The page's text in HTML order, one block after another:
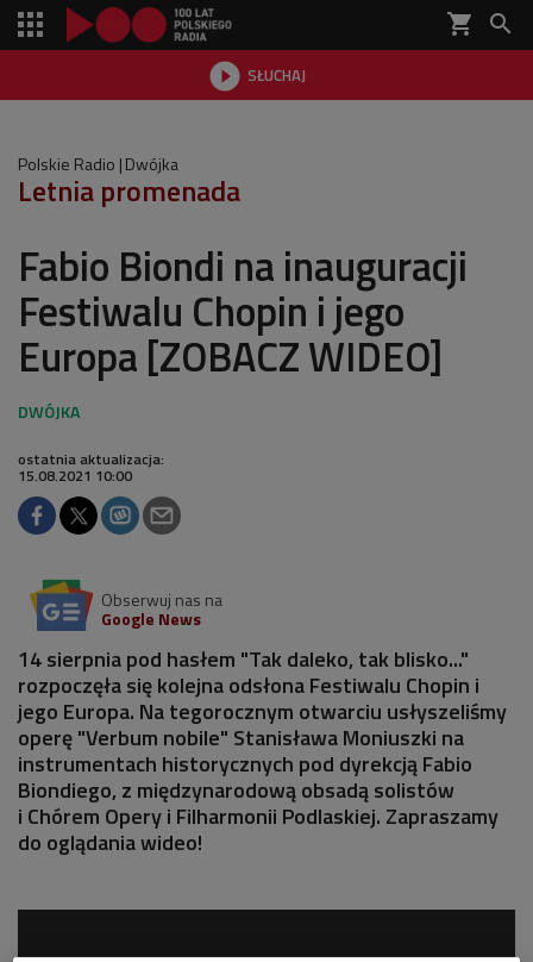
shopping_cart 
 SŁUCHAJ

Polskie Radio Dwójka
Letnia promenada
Fabio Biondi na inauguracji
Festiwalu Chopin i jego
Europa [ZOBACZ WIDEO]
ostatnia aktualizacja:
15.08.2021 10:00
Obserwuj nas na
Google News
14 sierpnia pod hasłem "Tak daleko, tak blisko..."
rozpoczęła się kolejna odsłona Festiwalu Chopin i
jego Europa. Na tegorocznym otwarciu usłyszeliśmy
operę "Verbum nobile" Stanisława Moniuszki na
instrumentach historycznych pod dyrekcją Fabio
Biondiego, z międzynarodową obsadą solistów
i Chórem Opery i Filharmonii Podlaskiej. Zapraszamy
do oglądania wideo!